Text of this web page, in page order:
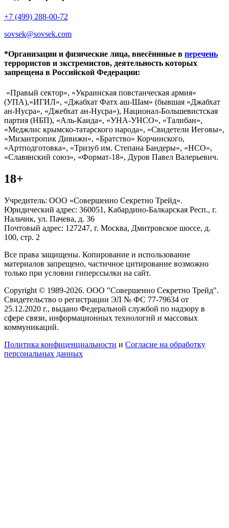
+7 (499) 288-00-72
sovsek@sovsek.com
*Организации и физические лица, внесённные в перечень
террористов и экстремистов, деятельность которых
запрещена в Российской Федерации:
«Правый сектор», «Украинская повстанческая армия»
(УПА),«ИГИЛ», «Джабхат Фатх аш-Шам» (бывшая «Джабхат
ан-Нусра», «Джебхат ан-Нусра»), Национал-Большевистская
партия (НБП), «Аль-Каида», «УНА-УНСО», «Талибан»,
«Меджлис крымско-татарского народа», «Свидетели Иеговы»,
«Мизантропик Дивижн», «Братство» Корчинского,
«Артподготовка», «Тризуб им. Степана Бандеры», «НСО»,
«Славянский союз», «Формат-18», Дуров Павел Валерьевич.
18+
Учредитель: ООО «Совершенно Секретно Трейд».
Юридический адрес: 360051, Кабардино-Балкарская Респ., г.
Нальчик, ул. Пачева, д. 36
Почтовый адрес: 127247, г. Москва, Дмитровское шоссе, д.
100, стр. 2
Все права защищены. Копирование и использование
материалов запрещено, частичное цитирование возможно
только при условии гиперссылки на сайт.
Copyright © 1989-2026. ООО "Совершенно Секретно Трейд".
Свидетельство о регистрации ЭЛ № ФС 77-79634 от
25.12.2020 г., выдано Федеральной службой по надзору в
сфере связи, информационных технологий и массовых
коммуникаций.
Политика конфиценциальности и Согласие на обработку
персональных данных